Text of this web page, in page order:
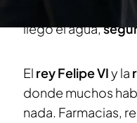
llegó el agua,
El rey Felipe VIy la
donde muchos
nada. Farmacias,